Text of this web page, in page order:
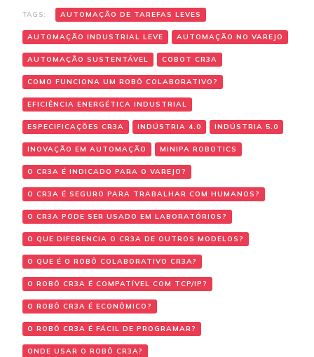
TAGS: AUTOMAÇÃO DE TAREFAS LEVES
AUTOMAÇÃO INDUSTRIAL LEVE AUTOMAÇÃO NO VAREJO
AUTOMAÇÃO SUSTENTÁVEL COBOT CR3A
COMO FUNCIONA UM ROBÔ COLABORATIVO?
EFICIÊNCIA ENERGÉTICA INDUSTRIAL
ESPECIFICAÇÕES CR3A INDÚSTRIA 4.0 INDÚSTRIA 5.0
INOVAÇÃO EM AUTOMAÇÃO MINIPA ROBOTICS
O CR3A É INDICADO PARA O VAREJO?
O CR3A É SEGURO PARA TRABALHAR COM HUMANOS?
O CR3A PODE SER USADO EM LABORATÓRIOS?
O QUE DIFERENCIA O CR3A DE OUTROS MODELOS?
O QUE É O ROBÔ COLABORATIVO CR3A?
O ROBÔ CR3A É COMPATÍVEL COM TCP/IP?
O ROBÔ CR3A É ECONÔMICO?
O ROBÔ CR3A É FÁCIL DE PROGRAMAR?
ONDE USAR O ROBÔ CR3A?